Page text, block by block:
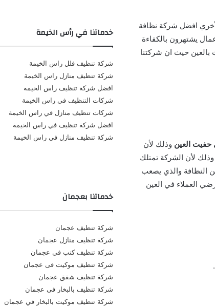
افضل شركة نظافة
يشتهرون بالكفاءة
بالعين حيث ان شركتنا
العين وذلك لأن
لأن الشركة تمتلك
النظافة والذي يصعب
العملاء في العين
خدماتنا في رأس الخيمة
شركة تنظيف فلل راس الخيمة
شركة تنظيف منازل راس الخيمة
افضل شركة تنظيف راس الخيمه
شركات التنظيف في راس الخيمة
شركات تنظيف منازل في راس الخيمة
افضل شركة تنظيف في راس الخيمة
شركة تنظيف منازل في راس الخيمة
خدماتنا بعجمان
شركة تنظيف عجمان
شركة تنظيف منازل عجمان
شركة تنظيف كنب في عجمان
شركة تنظيف موكيت فى عجمان
شركة تنظيف شقق عجمان
شركة تنظيف بالبخار فى عجمان
شركة تنظيف موكيت بالبخار في عجمان